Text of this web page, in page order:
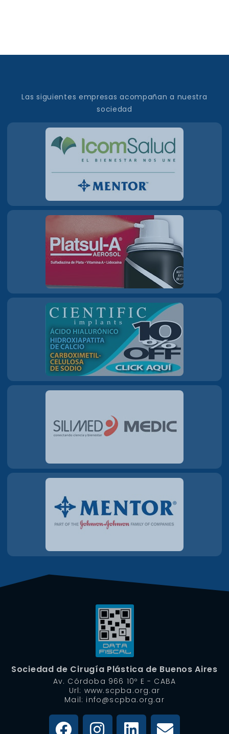
Las siguientes empresas acompañan a nuestra
sociedad
Sociedad de Cirugía Plástica de Buenos Aires
Av. Córdoba 966 10º E - CABA
Url: www.scpba.org.ar
Mail: info@scpba.org.ar